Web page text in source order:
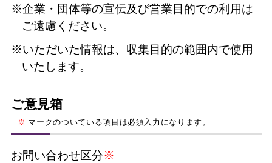
※企業・団体等の宣伝及び営業目的での利用は
ご遠慮ください。
※いただいた情報は、収集目的の範囲内で使用
いたします。
ご意見箱
※ マークのついている項目は必須入力になります。
お問い合わせ区分※